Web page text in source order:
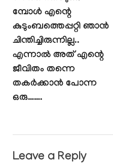
മ്പോൾ എന്റെ
കുടുംബത്തെപ്പറ്റി ഞാൻ
ചിന്തിച്ചിരുന്നില്ല..
എന്നാൽ അത് എന്റെ
ജീവിതം തന്നെ
തകർക്കാൻ പോന്ന
ഒരു…….
Leave a Reply